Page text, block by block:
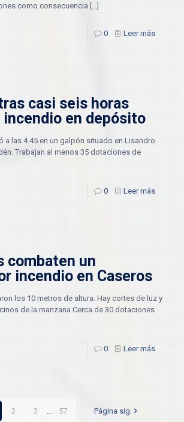
como consecuencia […]
0 Leer más
casi seis horas
en depósito
a las 4.45 en un galpón situado en Lisandro
Trabajan al menos 35 dotaciones de
0 Leer más
combaten un
incendio en Caseros
los 10 metros de altura. Hay cortes de luz y
de la manzana Cerca de 30 dotaciones
0 Leer más
2 3 57 Página sig.